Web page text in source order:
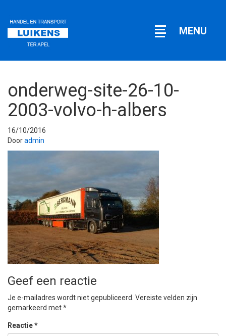
Open
MENU
onderweg-site-26-10-
2003-volvo-h-albers
16/10/2016
Dooradmin
Geef een reactie
Je e-mailadres wordt niet gepubliceerd. Vereiste velden zijn
gemarkeerd met*
Reactie*